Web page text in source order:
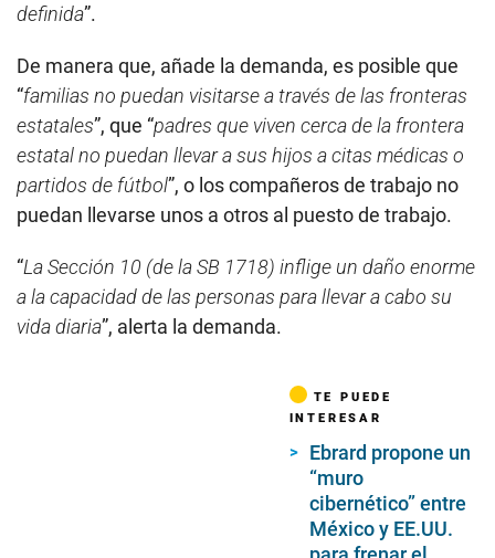
definida”.
De manera que, añade la demanda, es posible que
“familias no puedan visitarse a través de las fronteras
estatales”, que “padres que viven cerca de la frontera
estatal no puedan llevar a sus hijos a citas médicas o
partidos de fútbol”, o los compañeros de trabajo no
puedan llevarse unos a otros al puesto de trabajo.
“La Sección 10 (de la SB 1718) inflige un daño enorme
a la capacidad de las personas para llevar a cabo su
vida diaria”, alerta la demanda.
TE PUEDE
INTERESAR
Ebrard propone un
“muro
cibernético” entre
México y EE.UU.